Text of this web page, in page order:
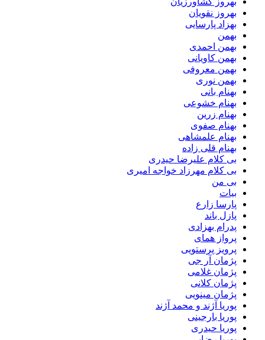
بهروز نقویان
بهزاد پارسایی
بهمن
بهمن احمدی
بهمن کاویانی
بهمن معروفی
بهمن نوری
بهنام بانی
بهنام خشوعی
بهنام زرین
بهنام صفوی
بهنام علمشاهی
بهنام قلی زاده
بی کلام علیرضا حیدری
بی کلام مهرزاد خواجه امیری
بی من
بیات
پارسا زارع
پازل باند
پدرام بهزادی
پرواز همای
پرویز پرستویی
پژمان آر جی
پژمان غلامی
پژمان کلانی
پژمان مینویی
پوریا آژند و محمد آژند
پوریا بارجینی
پوریا حیدری